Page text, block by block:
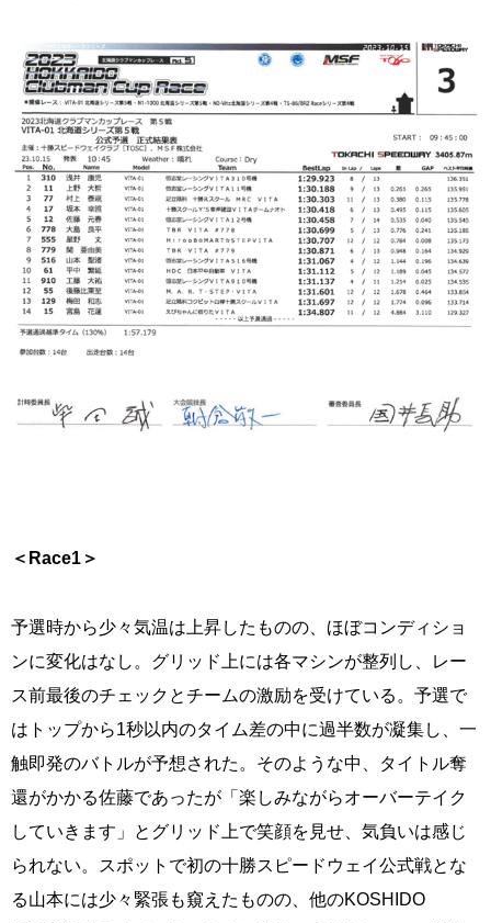
＜ Race1 ＞
予選時から少々気温は上昇したものの、ほぼコンディショ
ンに変化はなし。グリッド上には各マシンが整列し、レー
ス前最後のチェックとチームの激励を受けている。予選で
はトップから1秒以内のタイム差の中に過半数が凝集し、一
触即発のバトルが予想された。そのような中、タイトル奪
還がかかる佐藤であったが「楽しみながらオーバーテイク
していきます」とグリッド上で笑顔を見せ、気負いは感じ
られない。スポットで初の十勝スピードウェイ公式戦とな
る山本には少々緊張も窺えたものの、他のKOSHIDO